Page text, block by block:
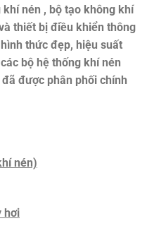
nén , bộ tạo không khí
thiết bị điều khiển thông
thức đẹp, hiệu suất
bộ hệ thống khí nén
được phân phối chính
nén)
hơi